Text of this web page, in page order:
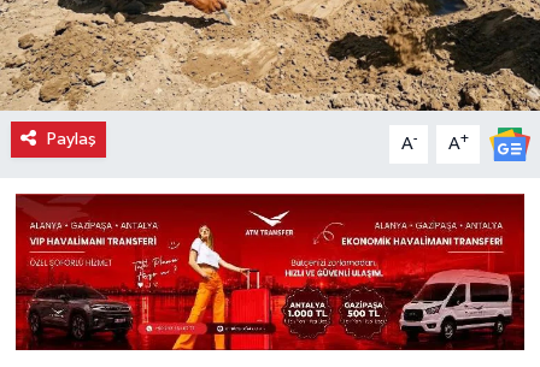
Paylaş A- A+